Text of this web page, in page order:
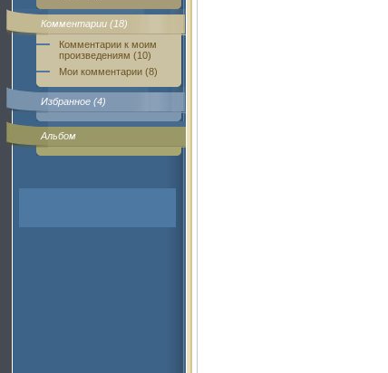
Комментарии (18)
Комментарии к моим
произведениям (10)
Мои комментарии (8)
Избранное (4)
Альбом